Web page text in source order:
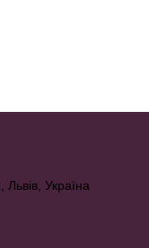
Україна